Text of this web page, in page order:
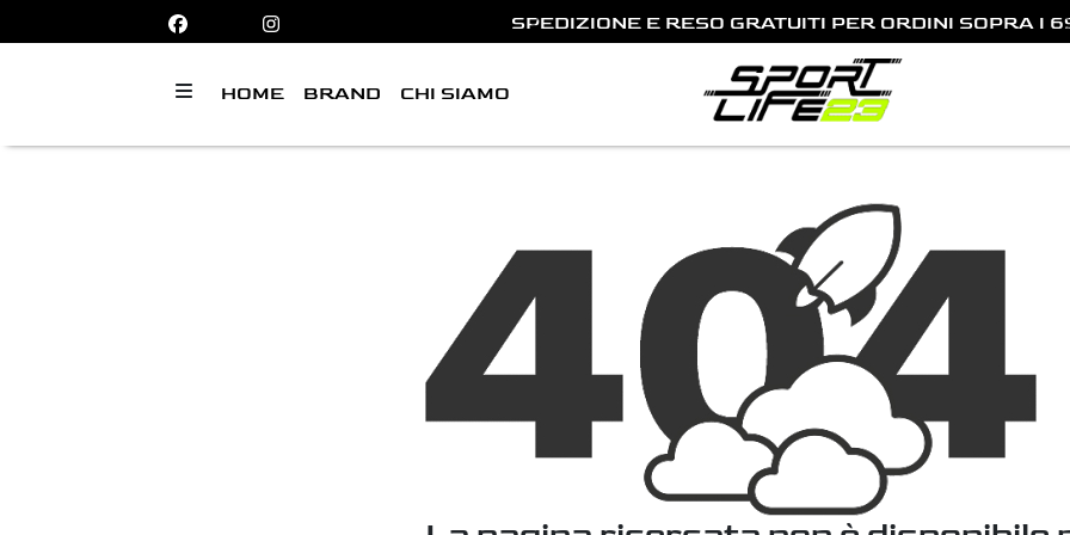
SPEDIZIONE E RESO GRATUITI PER ORDINI SOPRA I
Previous
HOME BRAND CHI SIAMO